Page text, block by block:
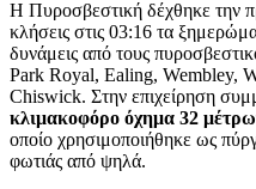
Η Πυροσβεστική δέχθηκε την
κλήσεις στις 03:16 τα
δυνάμεις από τους
Park Royal, Ealing, Wembley,
Chiswick. Στην επιχείρηση
κλιμακοφόρο όχημα 32
οποίο χρησιμοποιήθηκε ως
φωτιάς από ψηλά.